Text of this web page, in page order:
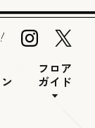
フロア
ガイド